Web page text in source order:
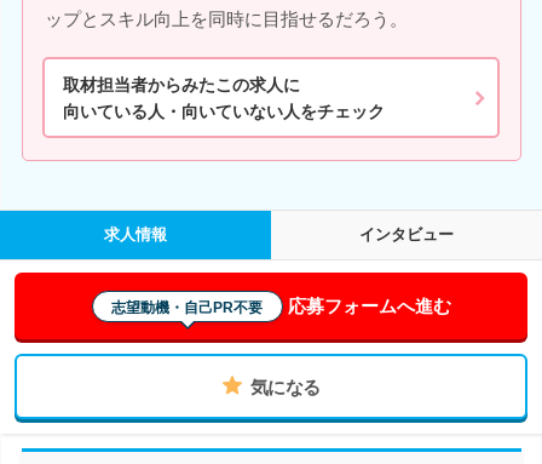
ップとスキル向上を同時に目指せるだろう。
取材担当者からみたこの求人に
向いている人・向いていない人をチェック
求人情報 インタビュー
志望動機・自己PR不要 応募フォームへ進む
気になる